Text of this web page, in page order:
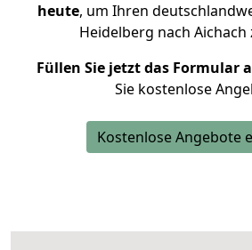
heute, um Ihren
Heidelberg nach Aichach
Füllen Sie jetzt das Formular
Sie kostenlose
Kostenlose Angebote